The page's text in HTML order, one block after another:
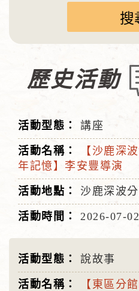
歷史活動
講座
【沙鹿深
年記憶】李安豐導演
沙鹿深波
2026-07-02
說故事
【東區分